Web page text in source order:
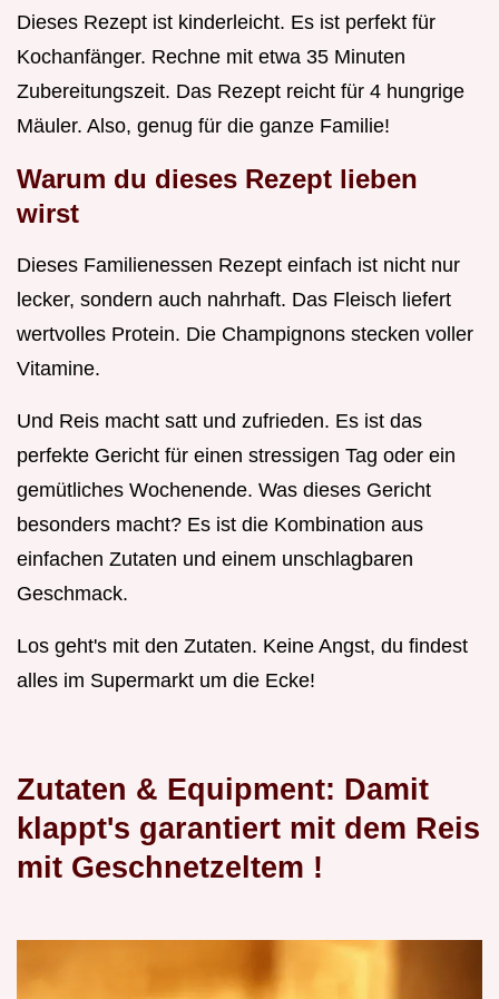
Dieses Rezept ist kinderleicht. Es ist perfekt für
Kochanfänger. Rechne mit etwa 35 Minuten
Zubereitungszeit. Das Rezept reicht für 4 hungrige
Mäuler. Also, genug für die ganze Familie!
Warum du dieses Rezept lieben
wirst
Dieses Familienessen Rezept einfach ist nicht nur
lecker, sondern auch nahrhaft. Das Fleisch liefert
wertvolles Protein. Die Champignons stecken voller
Vitamine.
Und Reis macht satt und zufrieden. Es ist das
perfekte Gericht für einen stressigen Tag oder ein
gemütliches Wochenende. Was dieses Gericht
besonders macht? Es ist die Kombination aus
einfachen Zutaten und einem unschlagbaren
Geschmack.
Los geht's mit den Zutaten. Keine Angst, du findest
alles im Supermarkt um die Ecke!
Zutaten & Equipment: Damit
klappt's garantiert mit dem Reis
mit Geschnetzeltem !